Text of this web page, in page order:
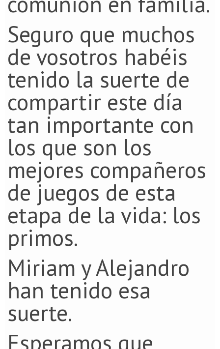
Seguro que muchos
de vosotros habéis
tenido la suerte de
compartir este día
tan importante con
los que son los
mejores compañeros
de juegos de esta
etapa de la vida: los
primos.
Miriam y Alejandro
han tenido esa
suerte.
Esperamos que